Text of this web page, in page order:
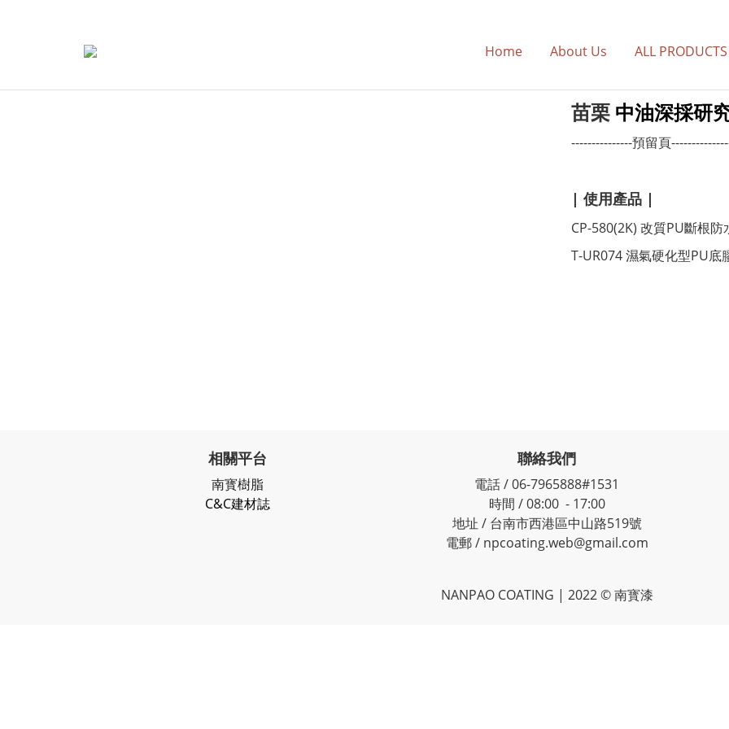
Home About Us ALL
苗栗 中油深採研
---------------預留頁
| 使用產品 |
CP-580(2K) 改質PU斷根防
T-UR074 濕氣硬化型PU底
相關平台
南寳樹脂
C&C建材誌
聯絡我們
電話 / 06-7965888#1531
時間 / 08:00 - 17:00
地址 / 台南市西港區中山路519號
電郵 / npcoating.web@gmail.com
NANPAO COATING | 2022 © 南寳漆